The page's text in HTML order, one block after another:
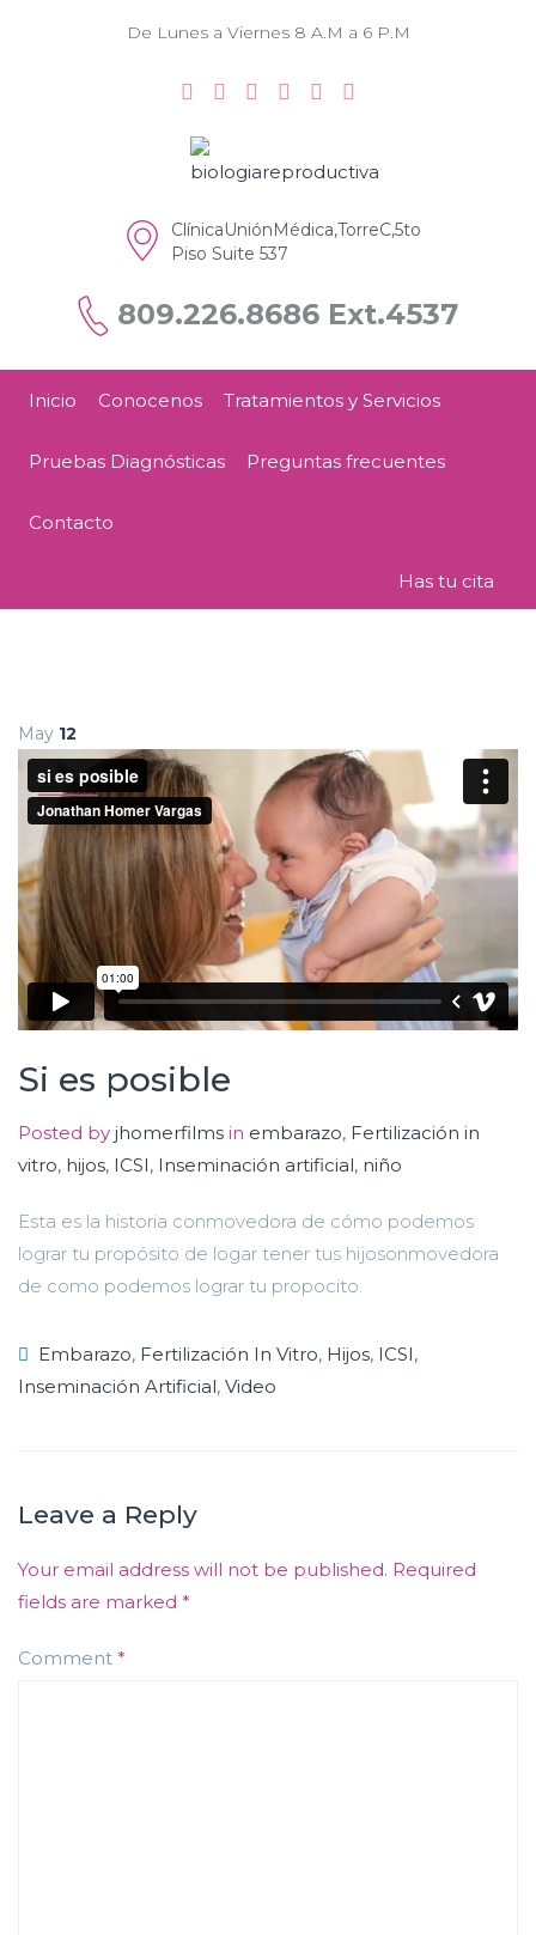
De Lunes a Viernes 8 A.M a 6 P.M
ClínicaUniónMédica,TorreC,5to
Piso Suite 537
809.226.8686 Ext.4537
Inicio Conocenos Tratamientos y Servicios
Pruebas Diagnósticas Preguntas frecuentes
Contacto
Has tu cita
May 12
Si es posible
Posted by jhomerfilms in embarazo, Fertilización in
vitro, hijos, ICSI, Inseminación artificial, niño
Esta es la historia conmovedora de cómo podemos
lograr tu propósito de logar tener tus hijosonmovedora
de como podemos lograr tu propocito.
Embarazo, Fertilización In Vitro, Hijos, ICSI,
Inseminación Artificial, Video
Leave a Reply
Your email address will not be published. Required
fields are marked *
Comment *